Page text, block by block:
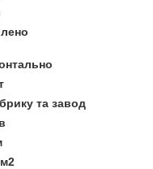
та завод